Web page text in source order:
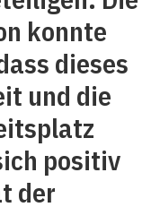
konnte
dieses
und die
positiv
der